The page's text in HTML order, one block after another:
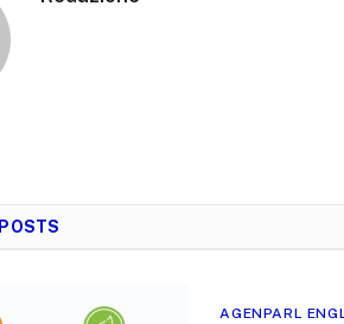
POSTS
AGENPARL